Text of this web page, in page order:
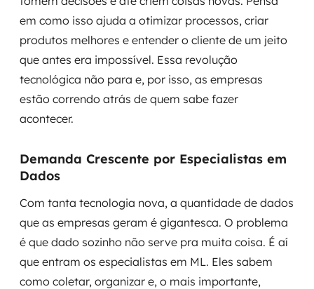
em como isso ajuda a otimizar processos, criar
produtos melhores e entender o cliente de um jeito
que antes era impossível. Essa revolução
tecnológica não para e, por isso, as empresas
estão correndo atrás de quem sabe fazer
acontecer.
Demanda Crescente por Especialistas em
Dados
Com tanta tecnologia nova, a quantidade de dados
que as empresas geram é gigantesca. O problema
é que dado sozinho não serve pra muita coisa. É aí
que entram os especialistas em ML. Eles sabem
como coletar, organizar e, o mais importante,